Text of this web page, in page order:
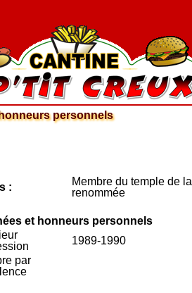
personnels
:
Membre du temple de la
renommée
et honneurs personnels
1989-1990
par